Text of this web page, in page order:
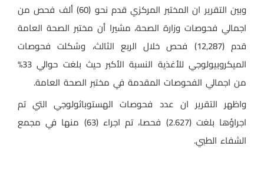
وبين التقرير ان المختبر المركزي قدم نحو (60) ألف فحص من
اجمالي فحوصات وزارة الصحة، مشيرا أن مختبر الصحة العامة
قدم (12,287) فحص خلال الربع الثالث، وشكلت فحوصات
الميكروبيولوجي للأغذية النسبة الأكبر حيث بلغت حوالي 33%
من اجمالي الفحوصات المقدمة في مختبر الصحة العامة.
واظهر التقرير ان عدد فحوصات الهستوباثولوجي التي تم
اجراؤها بلغت (2.627) فحصا، تم اجراء (63) منها في مجمع
الشفاء الطبي.